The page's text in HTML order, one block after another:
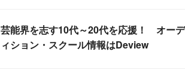
芸能界を志す10代～20代を応援！ オーデ
ィション・スクール情報はDeview